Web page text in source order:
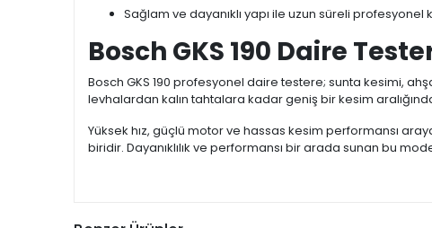
Sağlam ve dayanıklı yapı ile uzun süreli profesyonel
Bosch GKS 190 Daire
Bosch GKS 190 profesyonel daire testere; sunta kesimi,
levhalardan kalın tahtalara kadar geniş bir kesim
Yüksek hız, güçlü motor ve hassas kesim performansı
biridir. Dayanıklılık ve performansı bir arada sunan bu